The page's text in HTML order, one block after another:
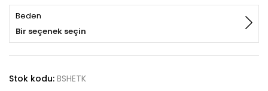
Beden
Bir seçenek seçin
Stok kodu: BSHETK